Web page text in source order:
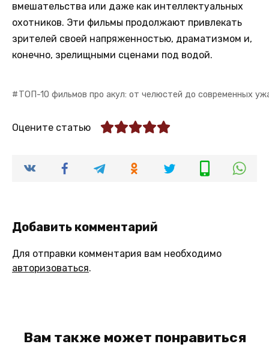
вмешательства или даже как интеллектуальных
охотников. Эти фильмы продолжают привлекать
зрителей своей напряженностью, драматизмом и,
конечно, зрелищными сценами под водой.
ТОП-10 фильмов про акул: от челюстей до современных
Оцените статью
Добавить комментарий
Для отправки комментария вам необходимо
авторизоваться.
Вам также может понравиться